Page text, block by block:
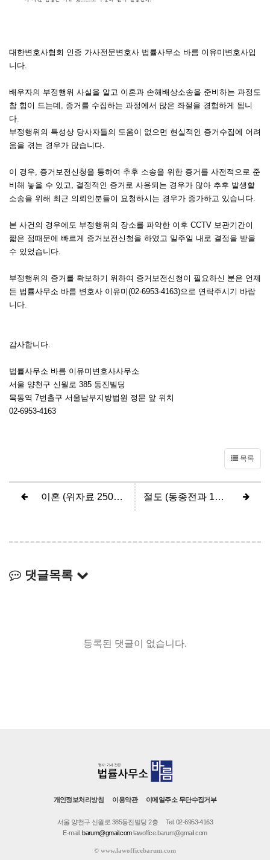
대한변호사협회 인증 가사전문변호사 법률사무소 바름 이유미변호사입
니다.
배우자의 부정행위 사실을 알고 이혼과 손해배상소송을 준비하는 과정도
참 힘이 드는데, 증거를 수집하는 과정에서 많은 좌절을 경험하게 됩니
다.
부정행위의 특성상 당사자들의 도움이 없으면 현실적인 증거수집에 어려
움을 겪는 경우가 많습니다.
이 경우, 증거보전신청을 통하여 추후 소송을 위한 증거를 사전적으로 준
비해 놓을 수 있고, 결정적인 증거로 사용되는 경우가 많아 추후 발생할
소송을 위해 최근 의뢰인분들이 요청하시는 경우가 증가하고 있습니다.
본 사건의 경우에도 부정행위의 장소를 파악한 이후 CCTV 보관기간이
짧은 점때문에 빠르게 증거보전신청을 하였고 일주일 내로 결정을 받을
수 있었습니다.
부정행위의 증거를 확보하기 위하여 증거보전신청이 필요하신 분은 언제
든 법률사무소 바름 변호사 이유미(02-6953-4163)으로 연락주시기 바랍
니다.
감사합니다.
법률사무소 바름 이유미변호사사무소
서울 양천구 신월로 385 동진빌딩
목동역 7번출구 서울남부지방법원 정문 앞 위치
02-6953-4163
목록
이혼 (위자료 2500만원, 면접교섭 제한) 절도 (동종전과 1회, 기소유예)
댓글목록
등록된 댓글이 없습니다.
개인정보처리방침 이용약관 이메일주소 무단수집거부
서울 양천구 신월로 385동진빌딩 2층
Tel. 02-6953-4163
E-mail.barum@gmail.comlawoffice.barum@gmail.com
© www.lawofficebarum.com